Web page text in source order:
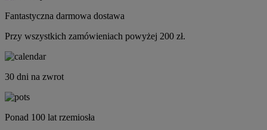
Fantastyczna darmowa dostawa
Przy wszystkich zamówieniach powyżej 200 zł.
30 dni na zwrot
Ponad 100 lat rzemiosła